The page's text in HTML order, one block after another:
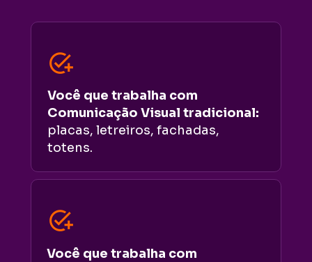
Você que trabalha com
Comunicação Visual tradicional:
placas, letreiros, fachadas,
totens.
Você que trabalha com